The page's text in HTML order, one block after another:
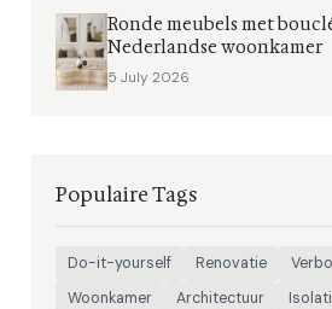
Ronde meubels met
Nederlandse woonkamer
5 July 2026
Populaire Tags
Do-it-yourself Renovatie
Woonkamer
Architectuur